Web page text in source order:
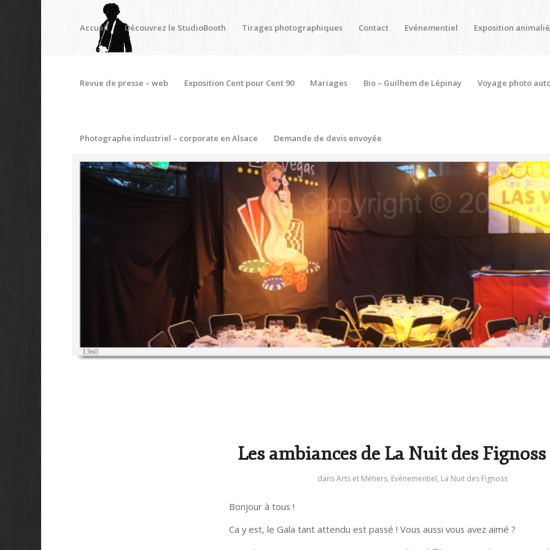
Accueil Découvrez le StudioBooth Tirages photographiques Contact Evénementiel Exposition
Revue de presse – web Exposition Cent pour Cent 90 Mariages Bio – Guilhem de Lépinay Voyage photo
Photographe industriel – corporate en Alsace Demande de devis envoyée
Les ambiances de La Nuit des Fignoss
dansArts et Métiers, Evénementiel, La Nuit des Fignoss
Bonjour à tous !
Ca y est, le Gala tant attendu est passé ! Vous aussi vous avez aimé ?